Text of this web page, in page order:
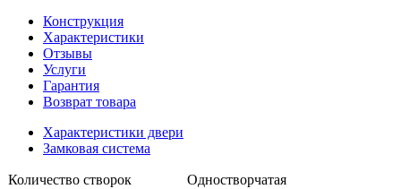
Конструкция
Характеристики
Отзывы
Услуги
Гарантия
Возврат товара
Характеристики двери
Замковая система
Количество створок
Одностворчатая